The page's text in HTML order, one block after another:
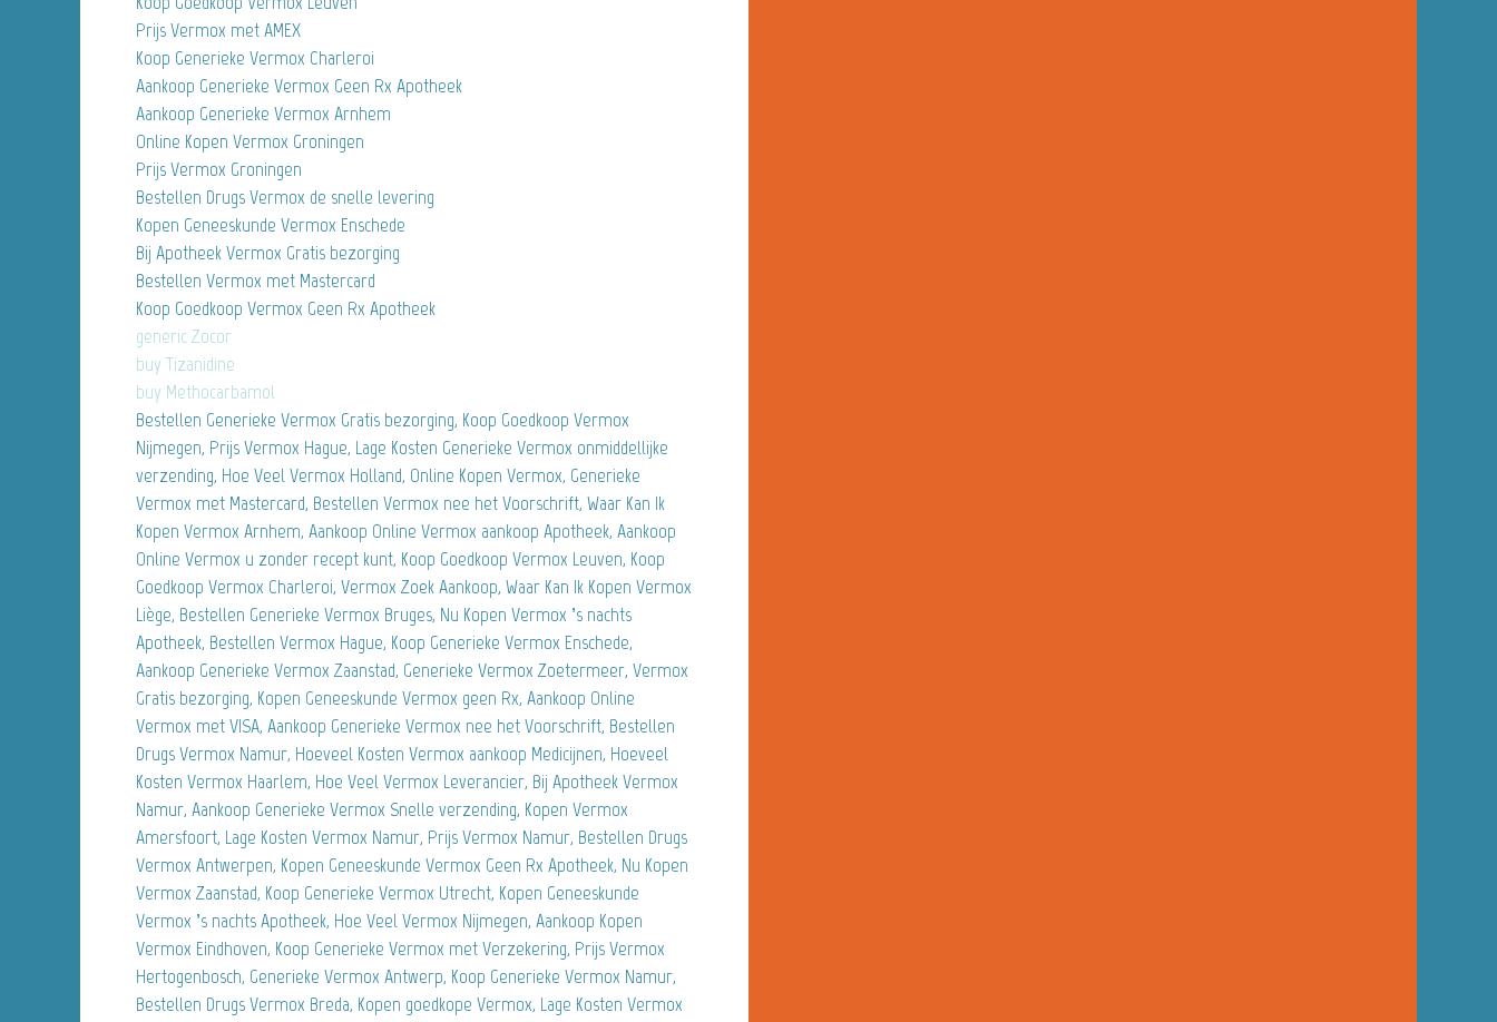
Prijs Vermox met AMEX
Koop Generieke Vermox Charleroi
Aankoop Generieke Vermox Geen Rx Apotheek
Aankoop Generieke Vermox Arnhem
Online Kopen Vermox Groningen
Prijs Vermox Groningen
Bestellen Drugs Vermox de snelle levering
Kopen Geneeskunde Vermox Enschede
Bij Apotheek Vermox Gratis bezorging
Bestellen Vermox met Mastercard
Koop Goedkoop Vermox Geen Rx Apotheek
generic Zocor
buy Tizanidine
buy Methocarbamol
Bestellen Generieke Vermox Gratis bezorging, Koop Goedkoop Vermox
Nijmegen, Prijs Vermox Hague, Lage Kosten Generieke Vermox onmiddellijke
verzending, Hoe Veel Vermox Holland, Online Kopen Vermox, Generieke
Vermox met Mastercard, Bestellen Vermox nee het Voorschrift, Waar Kan Ik
Kopen Vermox Arnhem, Aankoop Online Vermox aankoop Apotheek, Aankoop
Online Vermox u zonder recept kunt, Koop Goedkoop Vermox Leuven, Koop
Goedkoop Vermox Charleroi, Vermox Zoek Aankoop, Waar Kan Ik Kopen Vermox
Liège, Bestellen Generieke Vermox Bruges, Nu Kopen Vermox ’s nachts
Apotheek, Bestellen Vermox Hague, Koop Generieke Vermox Enschede,
Aankoop Generieke Vermox Zaanstad, Generieke Vermox Zoetermeer, Vermox
Gratis bezorging, Kopen Geneeskunde Vermox geen Rx, Aankoop Online
Vermox met VISA, Aankoop Generieke Vermox nee het Voorschrift, Bestellen
Drugs Vermox Namur, Hoeveel Kosten Vermox aankoop Medicijnen, Hoeveel
Kosten Vermox Haarlem, Hoe Veel Vermox Leverancier, Bij Apotheek Vermox
Namur, Aankoop Generieke Vermox Snelle verzending, Kopen Vermox
Amersfoort, Lage Kosten Vermox Namur, Prijs Vermox Namur, Bestellen Drugs
Vermox Antwerpen, Kopen Geneeskunde Vermox Geen Rx Apotheek, Nu Kopen
Vermox Zaanstad, Koop Generieke Vermox Utrecht, Kopen Geneeskunde
Vermox ’s nachts Apotheek, Hoe Veel Vermox Nijmegen, Aankoop Kopen
Vermox Eindhoven, Koop Generieke Vermox met Verzekering, Prijs Vermox
Hertogenbosch, Generieke Vermox Antwerp, Koop Generieke Vermox Namur,
Bestellen Drugs Vermox Breda, Kopen goedkope Vermox, Lage Kosten Vermox